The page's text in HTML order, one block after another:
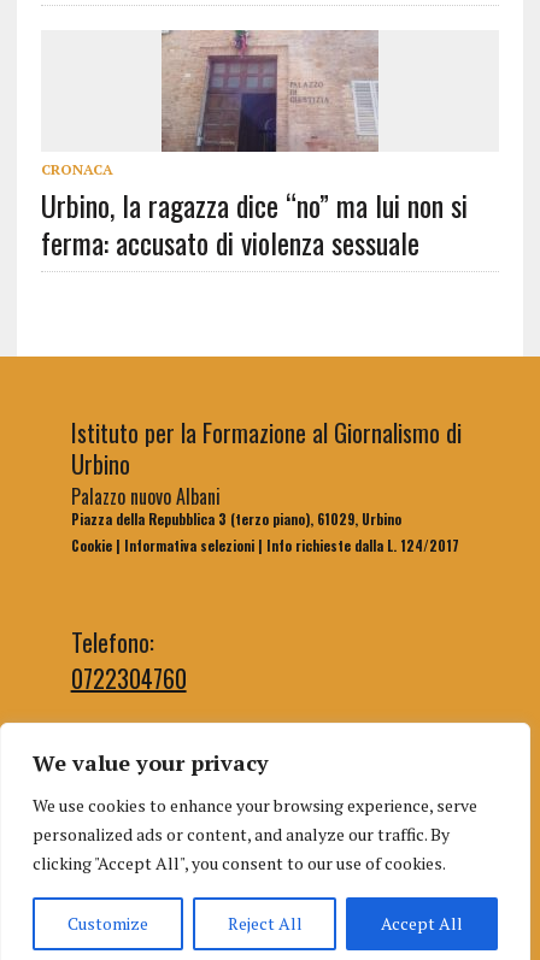
We value your privacy
We use cookies to enhance your browsing experience, serve
personalized ads or content, and analyze our traffic. By
clicking "Accept All", you consent to our use of cookies.
Customize Reject All Accept All
CRONACA
Urbino, la ragazza dice “no” ma lui non si
ferma: accusato di violenza sessuale
Istituto per la Formazione al Giornalismo di
Urbino
Palazzo nuovo Albani
Piazza della Repubblica 3 (terzo piano), 61029, Urbino
Cookie| Informativa selezioni| Info richieste dalla L. 124/2017
Telefono:
0722304760
Email segreteria:
segreteriaifg@uniurb.it
Email redazione:
redazioneifgurbino@gmail.com